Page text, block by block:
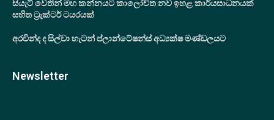
සියැට් වෙතින් මහ කන්නයට කාලෝචිත නව ඉහළ කාර්යසාධනයක්
සහිත ට්‍රැක්ටර් ටයරයක්
අරවින්ද ද සිල්වා හැටන් ප්ලාන්ටේෂන්ස් අධ්‍යක්ෂ මණ්ඩලයට
Newsletter